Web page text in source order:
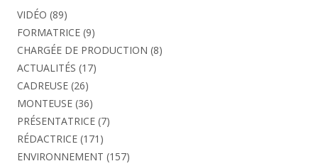
VIDÉO (89)
FORMATRICE (9)
CHARGÉE DE PRODUCTION (8)
ACTUALITÉS (17)
CADREUSE (26)
MONTEUSE (36)
PRÉSENTATRICE (7)
RÉDACTRICE (171)
ENVIRONNEMENT (157)